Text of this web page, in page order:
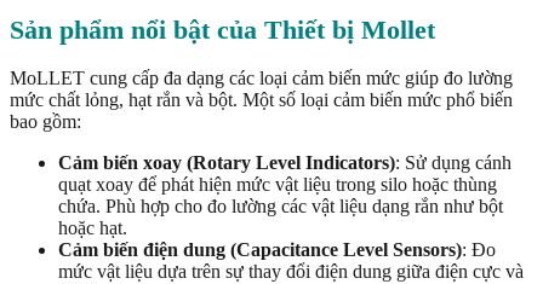
Sản phẩm nổi bật của Thiết bị Mollet
MoLLET cung cấp đa dạng các loại cảm biến mức giúp đo lường
mức chất lỏng, hạt rắn và bột. Một số loại cảm biến mức phổ biến
bao gồm:
Cảm biến xoay (Rotary Level Indicators): Sử dụng cánh
quạt xoay để phát hiện mức vật liệu trong silo hoặc thùng
chứa. Phù hợp cho đo lường các vật liệu dạng rắn như bột
hoặc hạt.
Cảm biến điện dung (Capacitance Level Sensors): Đo
mức vật liệu dựa trên sự thay đổi điện dung giữa điện cực và